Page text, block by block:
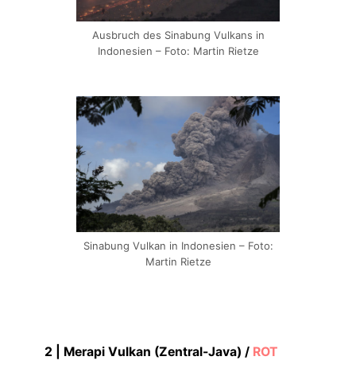
Ausbruch des Sinabung Vulkans in
Indonesien – Foto: Martin Rietze
Sinabung Vulkan in Indonesien – Foto:
Martin Rietze
2 | Merapi Vulkan (Zentral-Java) / ROT